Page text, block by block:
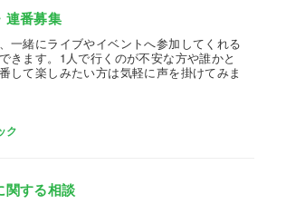
連番募集
一緒にライブやイベントへ参加してくれる
きます。1人で行くのが不安な方や誰かと
して楽しみたい方は気軽に声を掛けてみま
ク
関する相談